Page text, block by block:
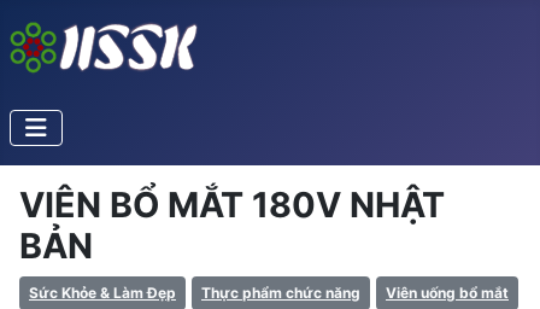
VIÊN BỔ MẮT 180V NHẬT
BẢN
Sức Khỏe & Làm Đẹp Thực phẩm chức năng Viên uống bổ mắt